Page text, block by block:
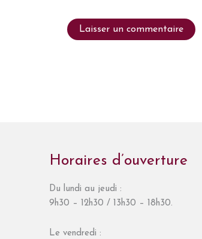
Horaires d’ouverture
Du lundi au jeudi :
9h30 – 12h30 / 13h30 – 18h30.
Le vendredi :